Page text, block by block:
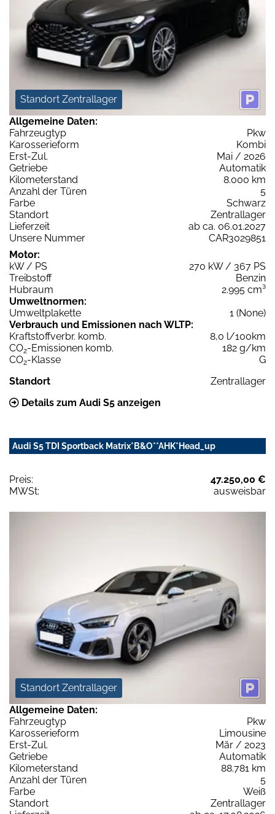
Standort Zentrallager
Allgemeine Daten:
Fahrzeugtyp
Pkw
Karosserieform
Kombi
Erst-Zul.
Mai / 2026
Getriebe
Automatik
Kilometerstand
8.000 km
Anzahl der Türen
5
Farbe
Schwarz
Standort
Zentrallager
Lieferzeit
ab ca. 06.01.2027
Unsere Nummer
CAR3029851
Motor:
kW / PS
270 kW / 367 PS
Treibstoff
Benzin
Hubraum
2.995 cm³
Umweltnormen:
Umweltplakette
1 (None)
Verbrauch und Emissionen nach WLTP:
Kraftstoffverbr. komb.
8,0 l/100km
CO2-Emissionen komb.
182 g/km
CO2-Klasse
G
Standort
Zentrallager
Details zum Audi S5 anzeigen
Audi S5 TDI Sportback Matrix*B&O**AHK*Head_up
Preis:
47.250,00 €
MWSt:
ausweisbar
Standort Zentrallager
Allgemeine Daten:
Fahrzeugtyp
Pkw
Karosserieform
Limousine
Erst-Zul.
Mär / 2023
Getriebe
Automatik
Kilometerstand
88.781 km
Anzahl der Türen
5
Farbe
Weiß
Standort
Zentrallager